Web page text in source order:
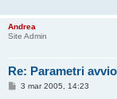
Andrea
Site Admin
Re: Parametri avvio
M3 mar 2005, 14:23